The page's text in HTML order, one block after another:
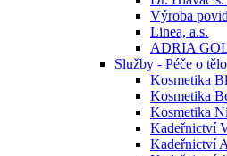
Výroba
Linea, a.s.
ADRIA
Služby - Péče o tělo
Kosmetika
Kosmetika
Kosmetika
Kadeřnictví
Kadeřnictví